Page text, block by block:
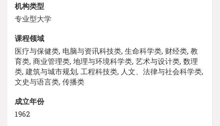
机构类型
专业型大学
课程领域
医疗与保健类, 电脑与资讯科技类, 生命科学类, 财经类, 教
育类, 商业管理类, 地理与环境科学类, 艺术与设计类, 数理
类, 建筑与城市规划, 工程科技类, 人文、法律与社会科学类,
文史与语言类, 传播类
成立年份
1962